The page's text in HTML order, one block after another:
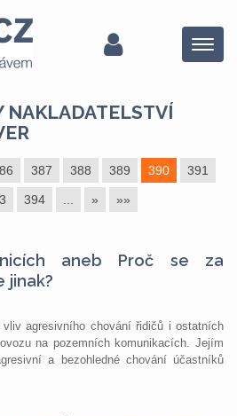
Menu
NAKLADATELSTVÍ
387 388 389 390 391
394 » »»
aneb Proč se za
jinak?
agresivního chování řidičů i ostatních
na pozemních komunikacích. Jejím
a bezohledné chování účastníků